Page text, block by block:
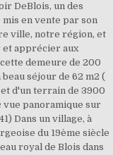
DeBlois, un des
en vente par son
ville, notre région, et
et apprécier aux
demeure de 200
séjour de 62 m2 (
et d'un terrain de 3900
vue panoramique sur
Dans un village, à
du 19ème siècle
royal de Blois dans